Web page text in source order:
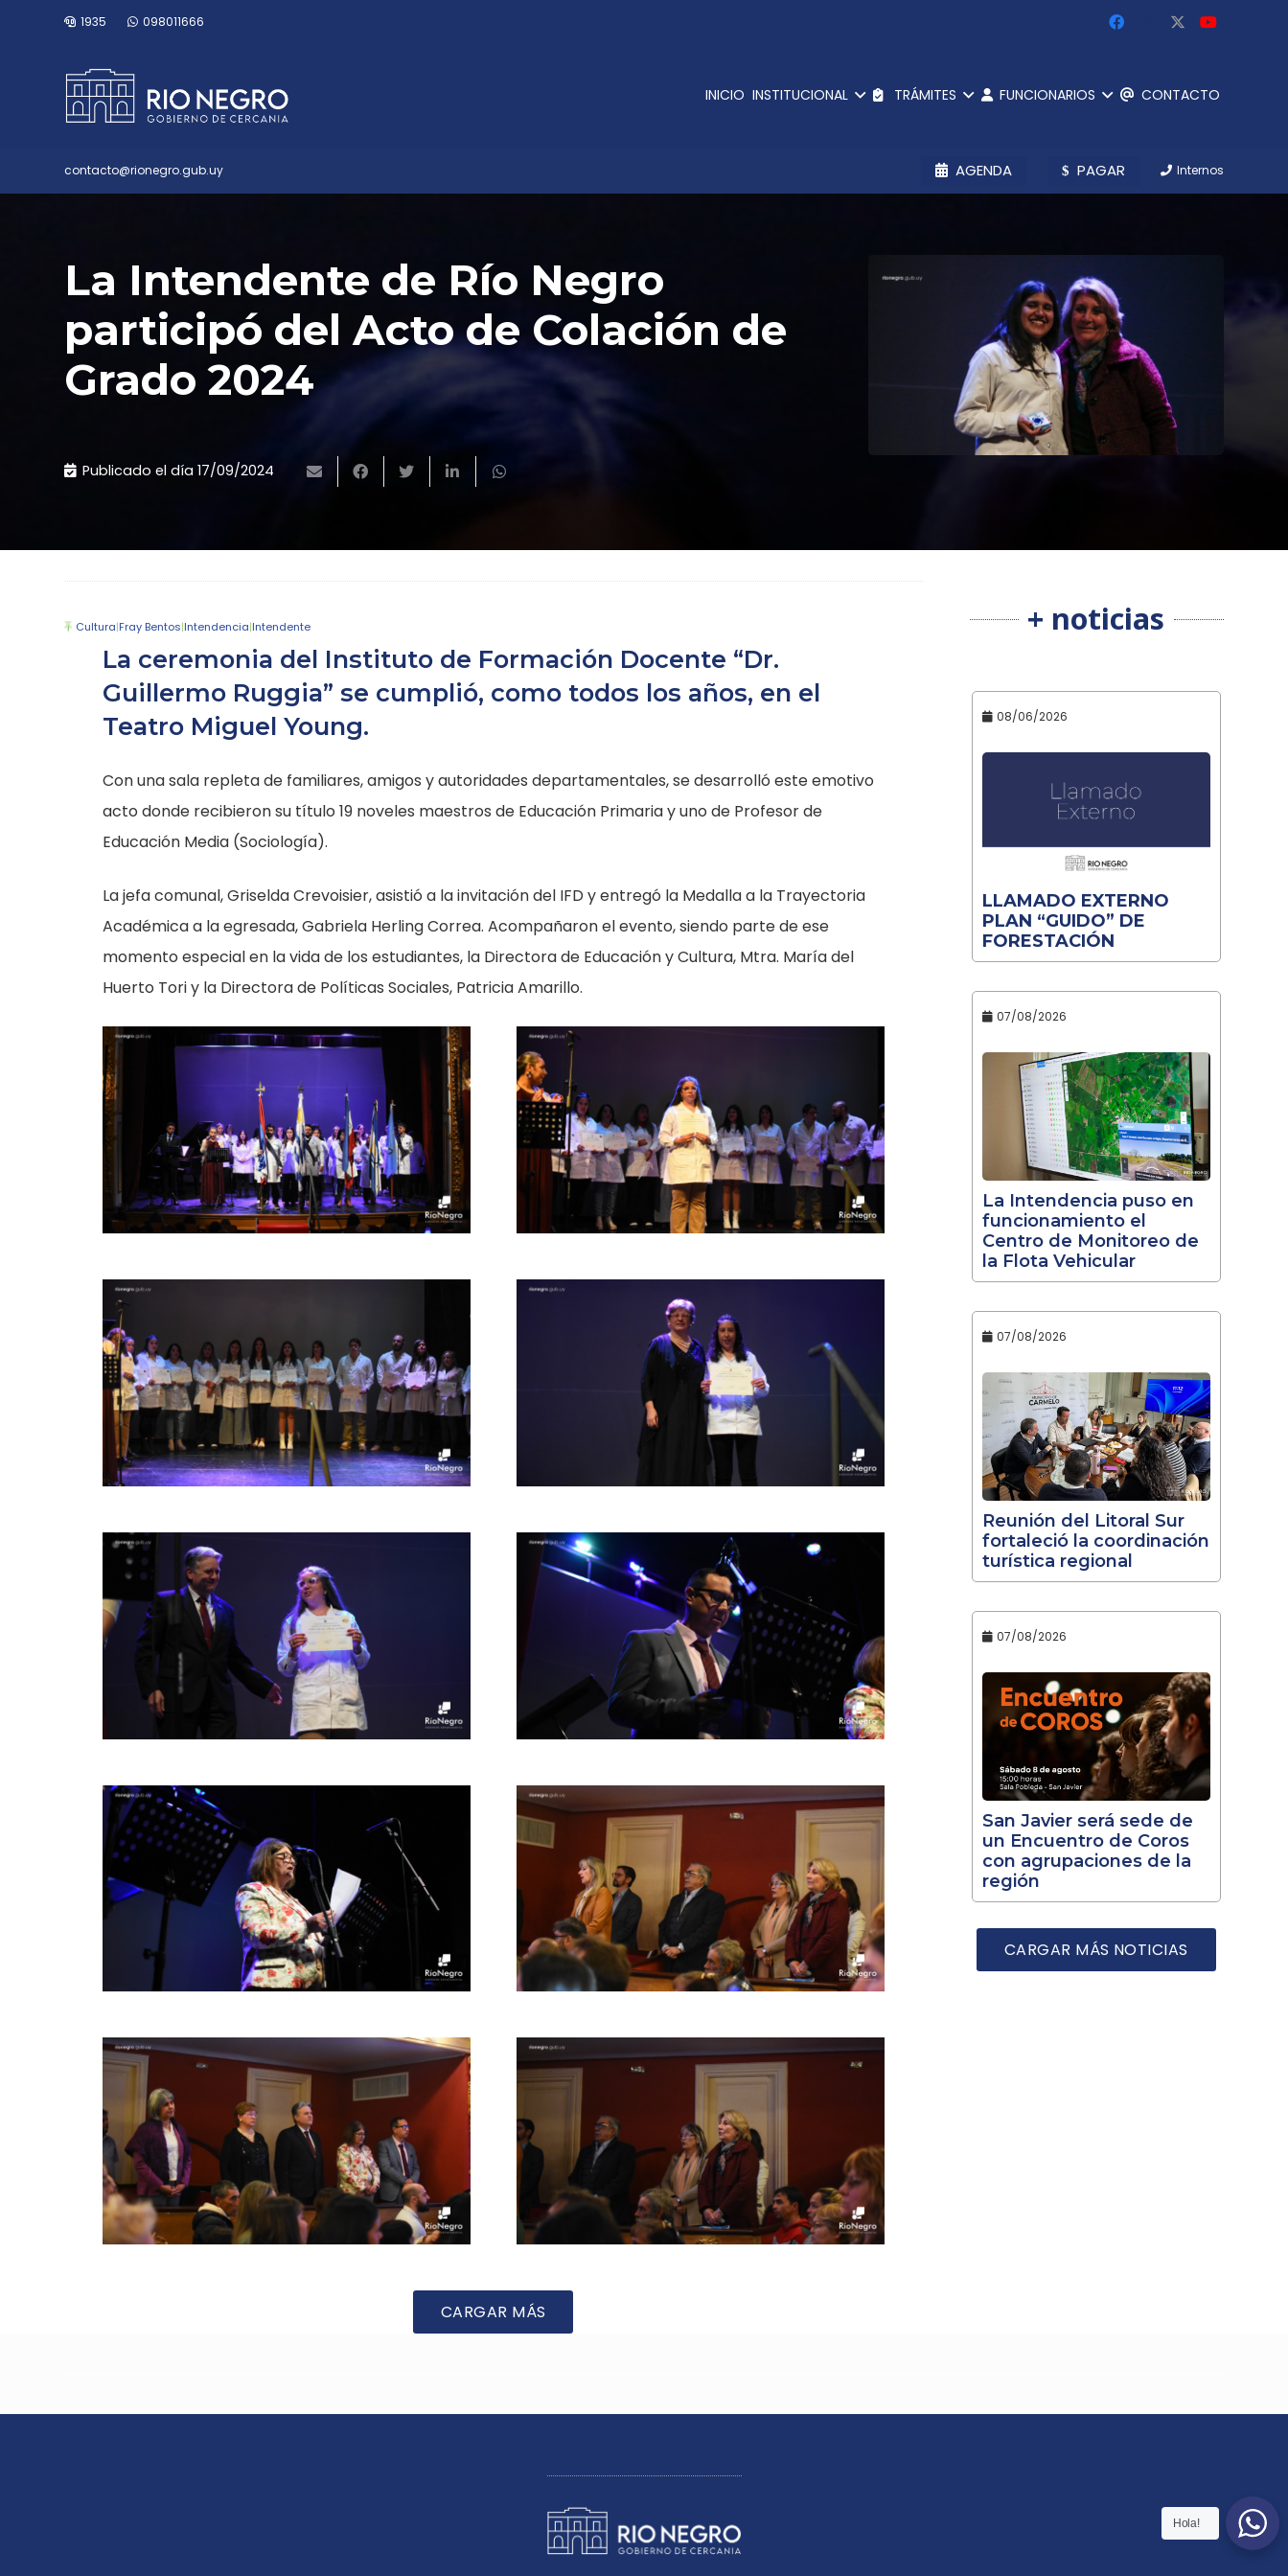
1935 098011666
INICIO INSTITUCIONAL TRÁMITES FUNCIONARIOS CONTACTO
contacto@rionegro.gub.uy AGENDA PAGAR Internos
La Intendente de Río Negro
participó del Acto de Colación de
Grado 2024
Publicado el día 17/09/2024
Cultura|Fray Bentos|Intendencia|Intendente
La ceremonia del Instituto de Formación Docente “Dr.
Guillermo Ruggia” se cumplió, como todos los años, en el
Teatro Miguel Young.
Con una sala repleta de familiares, amigos y autoridades departamentales, se desarrolló este emotivo
acto donde recibieron su título 19 noveles maestros de Educación Primaria y uno de Profesor de
Educación Media (Sociología).
La jefa comunal, Griselda Crevoisier, asistió a la invitación del IFD y entregó la Medalla a la Trayectoria
Académica a la egresada, Gabriela Herling Correa. Acompañaron el evento, siendo parte de ese
momento especial en la vida de los estudiantes, la Directora de Educación y Cultura, Mtra. María del
Huerto Tori y la Directora de Políticas Sociales, Patricia Amarillo.
CARGAR MÁS
+ noticias
08/06/2026
LLAMADO EXTERNO
PLAN “GUIDO” DE
FORESTACIÓN
07/08/2026
La Intendencia puso en
funcionamiento el
Centro de Monitoreo de
la Flota Vehicular
07/08/2026
Reunión del Litoral Sur
fortaleció la coordinación
turística regional
07/08/2026
San Javier será sede de
un Encuentro de Coros
con agrupaciones de la
región
CARGAR MÁS NOTICIAS
Hola!